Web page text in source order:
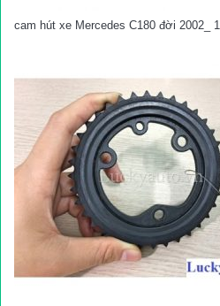
cam hút xe Mercedes C180 đời 2002_